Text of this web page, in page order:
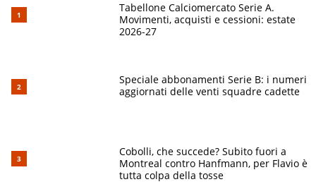
Tabellone Calciomercato Serie A.
Movimenti, acquisti e cessioni: estate
2026-27
Speciale abbonamenti Serie B: i numeri
aggiornati delle venti squadre cadette
Cobolli, che succede? Subito fuori a
Montreal contro Hanfmann, per Flavio è
tutta colpa della tosse